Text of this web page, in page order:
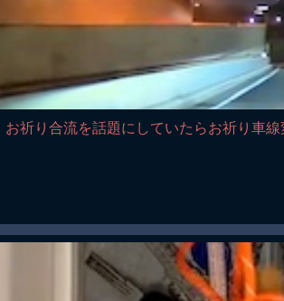
お祈り合流を話題にしていたらお祈り車